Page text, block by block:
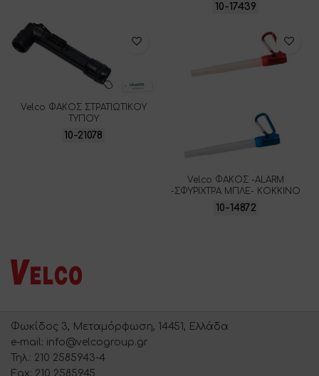
10-17439
Velco ΦΑΚΟΣ ΣΤΡΑΤΙΩΤΙΚΟΥ
ΤΥΠΟΥ
10-21078
Velco ΦΑΚΟΣ -ALARM
-ΣΦΥΡΙΧΤΡΑ ΜΠΛΕ- ΚΟΚΚΙΝΟ
10-14872
Φωκίδος 3, Μεταμόρφωση, 14451, Ελλάδα
e-mail: info@velcogroup.gr
Τηλ.: 210 2585943-4
Fax: 210 2585945